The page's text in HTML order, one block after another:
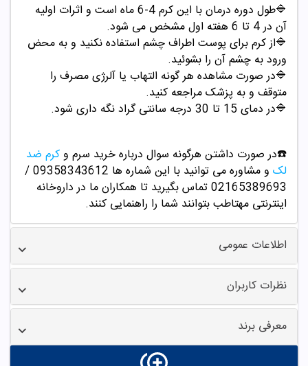
🔷
طول دوره درمان با این کرم 4-6 ماه است و اثرات اولیه
آن در 4 تا 6 هفته اول مشخص می شود.
🔷از کرم برای پوست اطراف چشم استفاده نکنید و به محض
ورود به چشم آن را بشوئید.
🔷در صورت مشاهده هر گونه التهاب یا آلرژی مصرف را
متوقف و به پزشک مراجعه کنید.
🔷در دمای 15 تا 30 درجه سانتی گراد نگه داری شود.
☎️در صورت داشتن هرگونه سوال درباره خرید سرم وکرم ضد
لک
و مشاوره می توانید با این شماره ها 09358343612 /
02165389693تماس بگیرید تا همکاران ما در داروخانه
اینترنتی مهتاطب بتوانند شما را راهنمایی کنند.
اطلاعات عمومی
نظرات کاربران
معرفی برند